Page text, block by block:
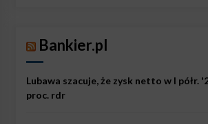
Bankier.pl
Lubawa szacuje, że zysk netto w I półr.
proc. rdr